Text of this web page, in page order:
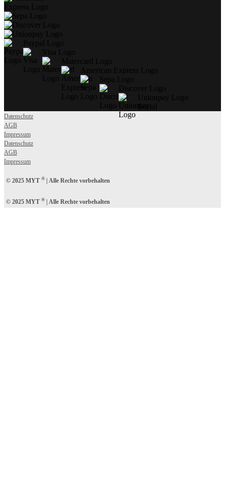
Datenschutz
AGB
Impressum
Datenschutz
AGB
Impressum
© 2025 MYT ®| Alle Rechte vorbehalten
© 2025 MYT ®| Alle Rechte vorbehalten